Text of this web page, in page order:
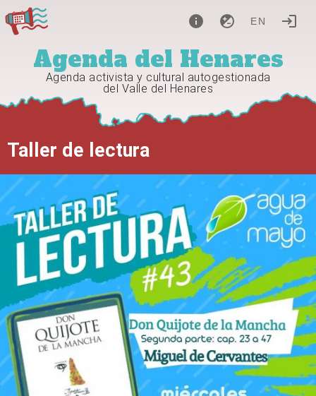
EN
Agenda del Henares
Agenda activista y cultural autogestionada
del Valle del Henares
Taller de lectura